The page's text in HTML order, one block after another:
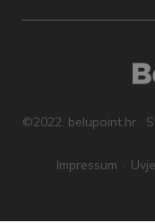
©2022. belupoint.hr ·
Impressum